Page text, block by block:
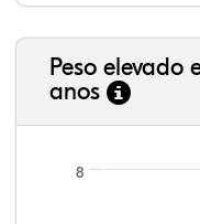
Peso elevado
anos
8